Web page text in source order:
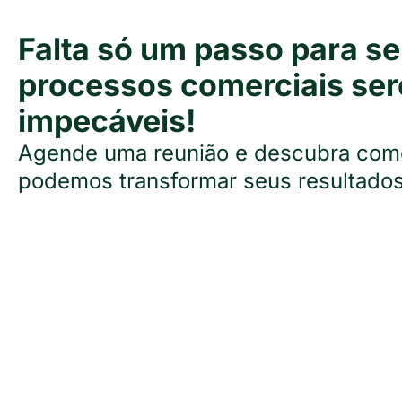
Fase 5: Qualificação Lista III
Realizamos uma nova análise dos resultados e
novos públicos, caso necessário.
Falta só um passo para
processos comerciais
impecáveis!
Agende uma reunião e descubra
podemos transformar seus